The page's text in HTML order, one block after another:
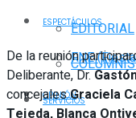
EDITORIAL
SERVICIOS
ESPECTÁCULOS
FNE
OPINIÓN
De la reunión
Deliberante, Dr.
concejalesGraciela
Tejeda, Blanca